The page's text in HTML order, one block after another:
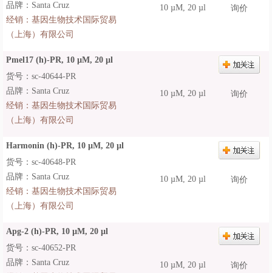
10 µM, 20 µl 询价
品牌：Santa Cruz
经销： 基因生物技术国际贸易
（上海）有限公司
Pmel17 (h)-PR, 10 µM, 20 µl
10 µM, 20 µl 询价
货号：sc-40644-PR
品牌：Santa Cruz
经销： 基因生物技术国际贸易
（上海）有限公司
Harmonin (h)-PR, 10 µM, 20 µl
10 µM, 20 µl 询价
货号：sc-40648-PR
品牌：Santa Cruz
经销： 基因生物技术国际贸易
（上海）有限公司
Apg-2 (h)-PR, 10 µM, 20 µl
10 µM, 20 µl 询价
货号：sc-40652-PR
品牌：Santa Cruz